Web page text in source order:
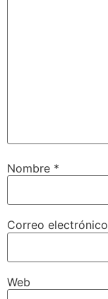
Nombre *
Correo electrónico
Web